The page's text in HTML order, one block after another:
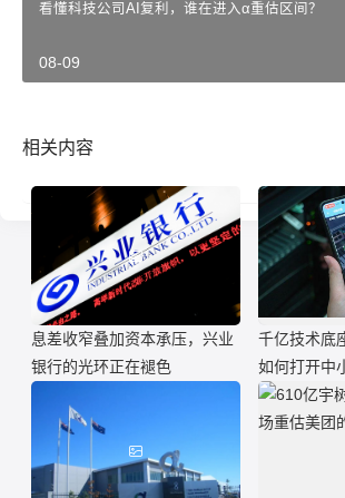
看懂科技公司AI复利，谁在进入α重估区间？
08-09
相关内容
息差收窄叠加资本承压，兴业
银行的光环正在褪色
千亿技术底
如何打开中